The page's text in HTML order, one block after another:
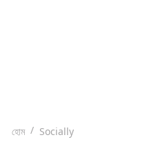
হোম Socially